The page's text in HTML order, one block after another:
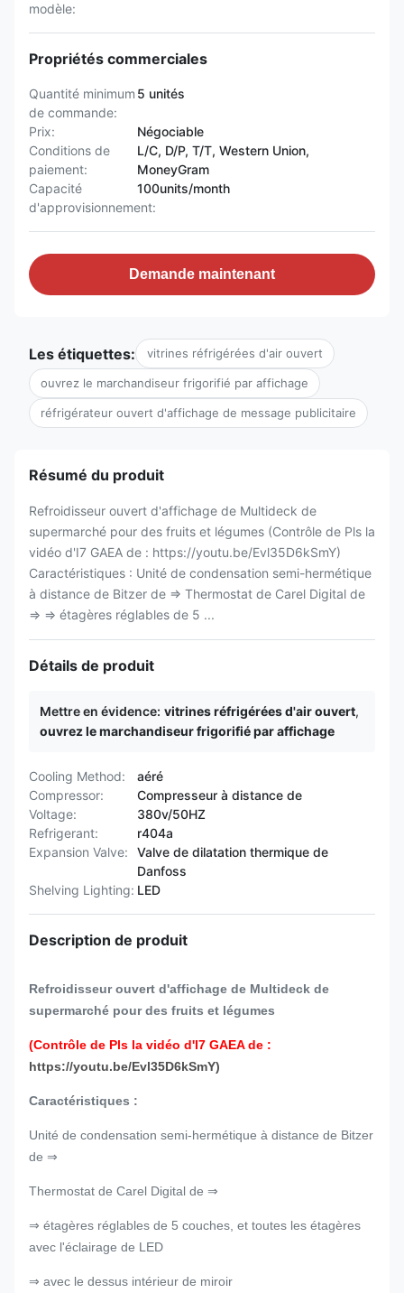
modèle:
Propriétés commerciales
Quantité minimum
de commande:
5 unités
Prix:
Négociable
Conditions de
paiement:
L/C, D/P, T/T, Western Union,
MoneyGram
Capacité
d'approvisionnement:
100units/month
Demande maintenant
Les étiquettes: vitrines réfrigérées d'air ouvert
ouvrez le marchandiseur frigorifié par affichage
réfrigérateur ouvert d'affichage de message publicitaire
Résumé du produit
Refroidisseur ouvert d'affichage de Multideck de
supermarché pour des fruits et légumes (Contrôle de Pls la
vidéo d'I7 GAEA de : https://youtu.be/Evl35D6kSmY)
Caractéristiques : Unité de condensation semi-hermétique
à distance de Bitzer de ⇒ Thermostat de Carel Digital de
⇒ ⇒ étagères réglables de 5 ...
Détails de produit
Mettre en évidence: vitrines réfrigérées d'air ouvert,
ouvrez le marchandiseur frigorifié par affichage
Cooling Method:
aéré
Compressor:
Compresseur à distance de
Voltage:
380v/50HZ
Refrigerant:
r404a
Expansion Valve:
Valve de dilatation thermique de
Danfoss
Shelving Lighting: LED
Description de produit
Refroidisseur ouvert d'affichage de Multideck de
supermarché pour des fruits et légumes
(Contrôle de Pls la vidéo d'I7 GAEA de :
https://youtu.be/Evl35D6kSmY)
Caractéristiques :
Unité de condensation semi-hermétique à distance de Bitzer
de ⇒
Thermostat de Carel Digital de ⇒
⇒ étagères réglables de 5 couches, et toutes les étagères
avec l'éclairage de LED
⇒ avec le dessus intérieur de miroir